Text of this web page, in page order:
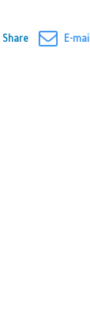
Media
Share E-mail